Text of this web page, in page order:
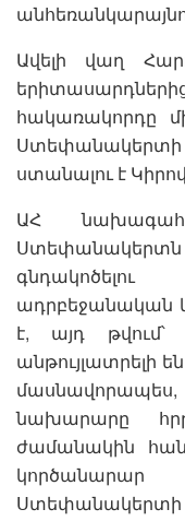
Ավելի վաղ
հակառակորդը
ստանալու է
ԱՀ
Ստեփանակերտն
ադրբեջանական
է, այդ թվում՝
անթույլատրելի
մասնավորապես,
նախարարը
ժամանակին